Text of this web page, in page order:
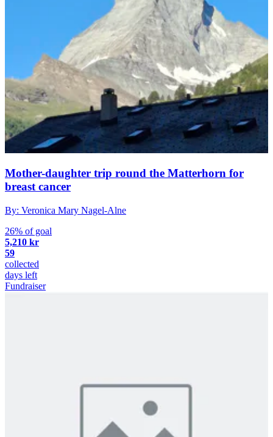
Mother-daughter trip round the Matterhorn for
breast cancer
By: Veronica Mary Nagel-Alne
26% of goal
5,210 kr
59
collected
days left
Fundraiser